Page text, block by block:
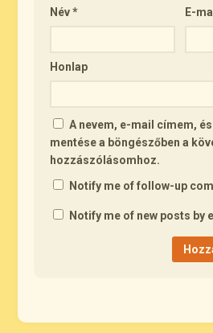
Név* E-
Honlap
A nevem, e-mail címem,
mentése a böngészőben a
hozzászólásomhoz.
Notify me of follow-up
Notify me of new posts by